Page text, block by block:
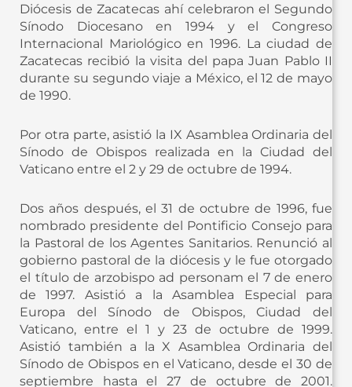
Diócesis de Zacatecas ahí celebraron el Segundo
Sínodo Diocesano en 1994 y el Congreso
Internacional Mariológico en 1996. La ciudad de
Zacatecas recibió la visita del papa Juan Pablo II
durante su segundo viaje a México, el 12 de mayo
de 1990.
Por otra parte, asistió la IX Asamblea Ordinaria del
Sínodo de Obispos realizada en la Ciudad del
Vaticano entre el 2 y 29 de octubre de 1994.
Dos años después, el 31 de octubre de 1996, fue
nombrado presidente del Pontificio Consejo para
la Pastoral de los Agentes Sanitarios. Renunció al
gobierno pastoral de la diócesis y le fue otorgado
el título de arzobispo ad personam el 7 de enero
de 1997. Asistió a la Asamblea Especial para
Europa del Sínodo de Obispos, Ciudad del
Vaticano, entre el 1 y 23 de octubre de 1999.
Asistió también a la X Asamblea Ordinaria del
Sínodo de Obispos en el Vaticano, desde el 30 de
septiembre hasta el 27 de octubre de 2001.